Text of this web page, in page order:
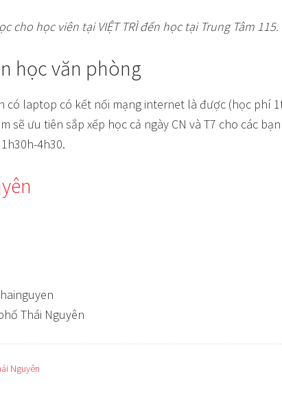
cho học viên tại VIỆT TRÌ đến học tại Trung Tâm 115.
học văn phòng
có laptop có kết nối mạng internet là được (học phí
sẽ ưu tiên sắp xếp học cả ngày CN và T7 cho các
4h30.
Thái Nguyên
Nguyên